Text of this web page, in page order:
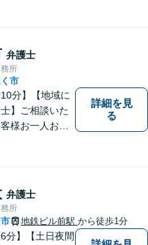
弁護士
所
市
10分】【地域に
】ご相談いた
様お一人お一
題／刑事事件
応可能。【夜
能】どうぞお
ださい。
詳細を見
る
弁護士
所
地鉄ビル前駅 から徒歩1分
6分】【土日夜間